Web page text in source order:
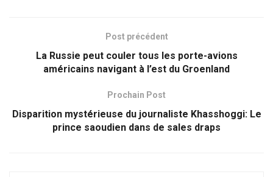
Post précédent
La Russie peut couler tous les porte-avions
américains navigant à l’est du Groenland
Prochain Post
Disparition mystérieuse du journaliste Khasshoggi: Le
prince saoudien dans de sales draps